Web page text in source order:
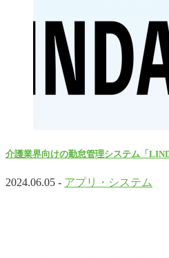
介護業界向けの勤怠管理システム「
2024.06.05 - アプリ・システム